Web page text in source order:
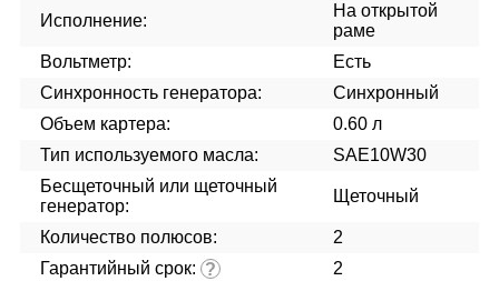
Исполнение:
На открытой
раме
Вольтметр:
Есть
Синхронность генератора:
Синхронный
Объем картера:
0.60 л
Тип используемого масла:
SAE10W30
Бесщеточный или щеточный
генератор:
Щеточный
Количество полюсов:
2
Гарантийный срок: ? 2